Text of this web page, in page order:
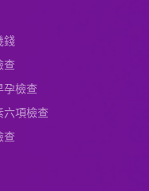
錢
查
孕檢查
六項檢查
查